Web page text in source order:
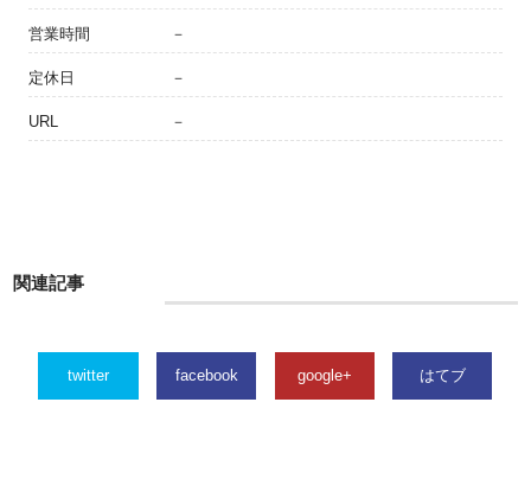
営業時間 －
定休日 －
URL －
関連記事
twitter facebook google+ はてブ